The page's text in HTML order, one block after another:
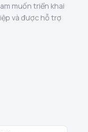
muốn triển khai
và được hỗ trợ